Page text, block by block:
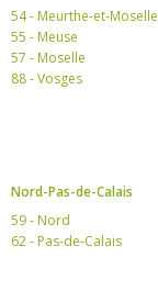
54 - Meurthe-et-Moselle
55 - Meuse
57 - Moselle
88 - Vosges
Nord-Pas-de-Calais
59 - Nord
62 - Pas-de-Calais